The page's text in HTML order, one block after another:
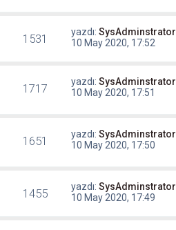
1531 yazdı:SysAdminstrator
10 May 2020, 17:52
1717 yazdı:SysAdminstrator
10 May 2020, 17:51
1651 yazdı:SysAdminstrator
10 May 2020, 17:50
1455 yazdı:SysAdminstrator
10 May 2020, 17:49